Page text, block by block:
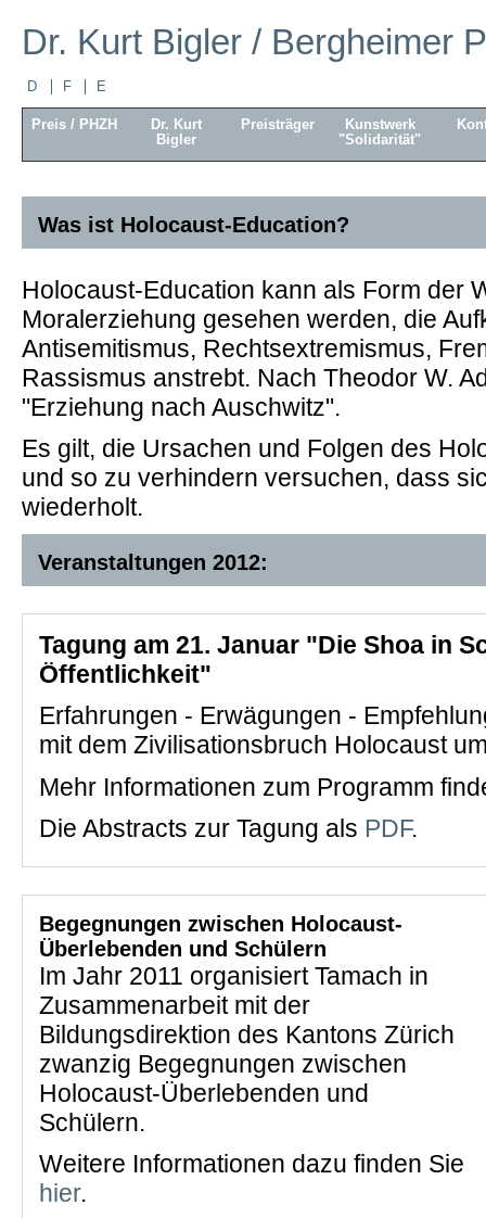
Dr. Kurt Bigler / Bergheimer
D F E
Preis / PHZH
Dr. Kurt
Bigler
Preisträger
Kunstwerk
"Solidarität"
Was ist Holocaust-Education?
Holocaust-Education kann als Form der
Moralerziehung gesehen werden, die
Antisemitismus, Rechtsextremismus,
Rassismus anstrebt. Nach Theodor W.
"Erziehung nach Auschwitz".
Es gilt, die Ursachen und Folgen des
und so zu verhindern versuchen, dass
wiederholt.
Veranstaltungen 2012:
Tagung am 21. Januar "Die Shoa in
Öffentlichkeit"
Erfahrungen - Erwägungen -
mit dem Zivilisationsbruch Holocaust
Mehr Informationen zum Programm
Die Abstracts zur Tagung als PDF.
Begegnungen zwischen Holocaust-
Überlebenden und Schülern
Im Jahr 2011 organisiert Tamach in
Zusammenarbeit mit der
Bildungsdirektion des Kantons Zürich
zwanzig Begegnungen zwischen
Holocaust-Überlebenden und
Schülern.
Weitere Informationen dazu finden Sie
hier.